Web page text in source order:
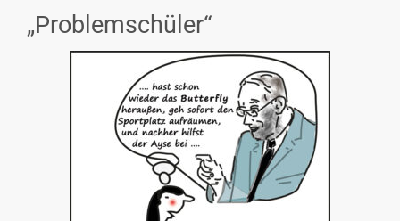
RECHT
VERANSTALTUNGEN
INTERESSENSVERTRETUNG
„Problemschüler“